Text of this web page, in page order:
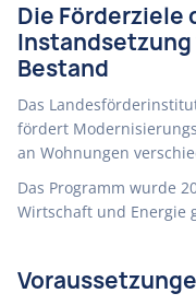
Die Förderziele
Instandsetzung
Bestand
Das
fördert
an Wohnungen
Das Programm wurde
Wirtschaft und Energie